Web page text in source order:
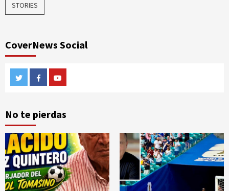
STORIES
CoverNews Social
TwitterFacebook
No te pierdas